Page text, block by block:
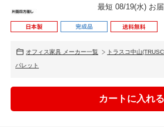
最短 08/19(水) お
オフィス家具 メーカー一覧 トラスコ中山
パレット